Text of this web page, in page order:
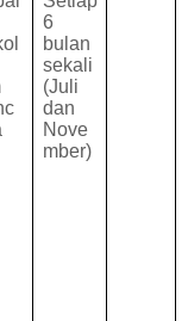
6
bulan
sekali
(Juli
dan
Nove
mber)